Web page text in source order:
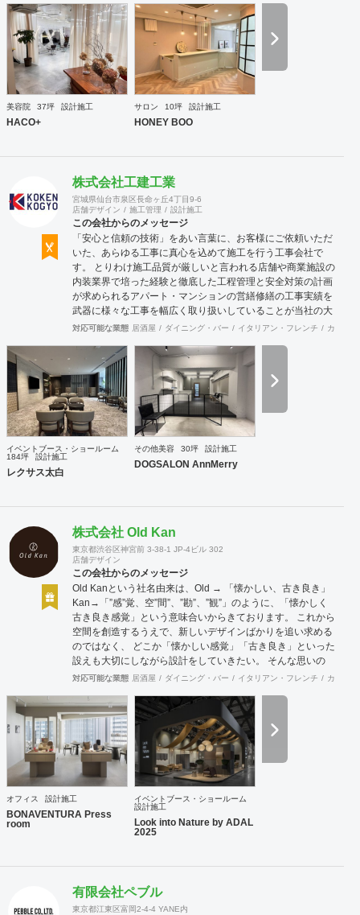
工案件、設計＋造作物の案件、施工案件、造作物制作など、
多様な請負形態が可能です。工場では金属を中心にさまざま
な素材を用いた制作が可能で、例えば通常デザイン性とは無
縁な特定防火設備（鉄扉）などにも高いデザイン性を施すこ
とも可能です。 GRIDFRAME とりかえのきかない空間
https://gridframe.co.jp/ Synes(シネス) 霧のようなやわらか
込む空間 https://sotochiku.com/
美容院 37坪 設計施工
HACO+
サロン 10坪 設計施工
HONEY BOO
株式会社工建工業
宮城県仙台市泉区長命ヶ丘4丁目9-6
店舗デザイン
施工管理 設計施工
この会社からのメッセージ
「安心と信頼の技術」をあい言葉に、お客様にご依頼いただ
いた、あらゆる工事に真心を込めて施工を行う工事会社で
す。 とりわけ施工品質が厳しいと言われる店舗や商業施設の
内装業界で培った経験と徹底した工程管理と安全対策の計画
が求められるアパート・マンションの営繕修繕の工事実績を
武器に様々な工事を幅広く取り扱いしていることが当社の大
きな特徴です。
対応可能な業態 居酒屋 ダイニング・バー イタリアン・フレンチ カフェ
イベントブース・ショールーム
184坪
設計施工
レクサス太白
その他美容 30坪 設計施工
DOGSALON AnnMerry
株式会社 Old Kan
東京都渋谷区神宮前 3-38-1 JP-4ビル 302
店舗デザイン
この会社からのメッセージ
Old Kanという社名由来は、Old → 「懐かしい、古き良き」
Kan→「”感”覚、空”間”、”勘”、”観”」のように、「懐かしく
古き良き感覚」という意味合いからきております。 これから
空間を創造するうえで、新しいデザインばかりを追い求める
のではなく、 どこか「懐かしい感覚」「古き良き」といった
設えも大切にしながら設計をしていきたい。 そんな思いの
下、日々クライアント様、そしてその空間を使うお客様に幸
ます。 Old Kan 浦田 晶平 Shohei Urata https://old-kan.jp
Instagram：https://www.instagram.com/old_kan_/?hl=ja
shohei_urata@old-kan.jp 〒150-0001 東京都渋谷区神宮前
3-38-1 JP-4ビル 302
対応可能な業態 居酒屋 ダイニング・バー イタリアン・フレンチ カフェ
オフィス 設計施工
BONAVENTURA Press
room
イベントブース・ショールーム
設計施工
Look into Nature by ADAL
2025
有限会社ペブル
東京都江東区富岡2-4-4 YANE内